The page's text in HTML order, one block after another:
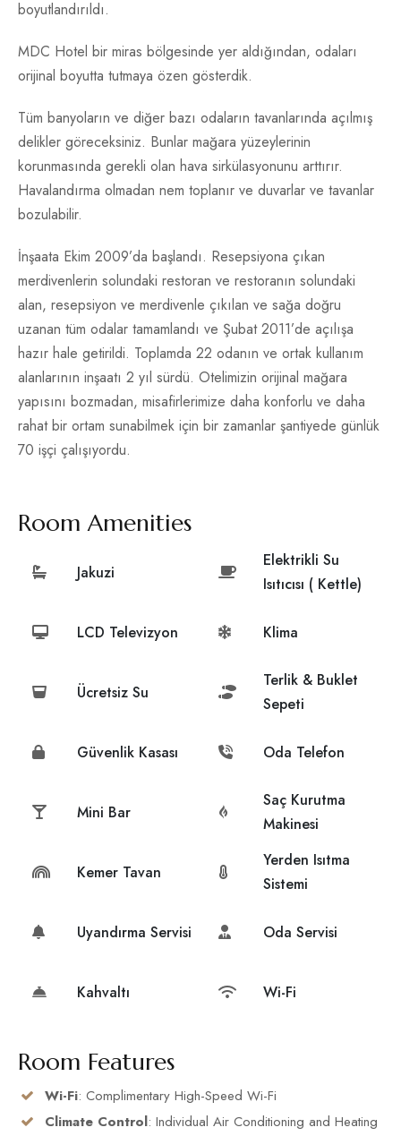
boyutlandırıldı.
MDC Hotel bir miras bölgesinde yer aldığından, odaları
orijinal boyutta tutmaya özen gösterdik.
Tüm banyoların ve diğer bazı odaların tavanlarında açılmış
delikler göreceksiniz. Bunlar mağara yüzeylerinin
korunmasında gerekli olan hava sirkülasyonunu arttırır.
Havalandırma olmadan nem toplanır ve duvarlar ve tavanlar
bozulabilir.
İnşaata Ekim 2009’da başlandı. Resepsiyona çıkan
merdivenlerin solundaki restoran ve restoranın solundaki
alan, resepsiyon ve merdivenle çıkılan ve sağa doğru
uzanan tüm odalar tamamlandı ve Şubat 2011’de açılışa
hazır hale getirildi. Toplamda 22 odanın ve ortak kullanım
alanlarının inşaatı 2 yıl sürdü. Otelimizin orijinal mağara
yapısını bozmadan, misafirlerimize daha konforlu ve daha
rahat bir ortam sunabilmek için bir zamanlar şantiyede günlük
70 işçi çalışıyordu.
Room Amenities
Jakuzi
Elektrikli Su
Isıtıcısı ( Kettle)
LCD Televizyon Klima
Ücretsiz Su
Terlik & Buklet
Sepeti
Güvenlik Kasası Oda Telefon
Mini Bar
Saç Kurutma
Makinesi
Kemer Tavan
Yerden Isıtma
Sistemi
Uyandırma Servisi Oda Servisi
Kahvaltı Wi-Fi
Room Features
Wi-Fi: Complimentary High-Speed Wi-Fi
Climate Control: Individual Air Conditioning and Heating